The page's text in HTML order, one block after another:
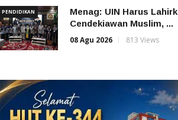
PENDIDIKAN
Menag: UIN Harus
Cendekiawan Muslim, ...
08 Agu 2026
813 Views